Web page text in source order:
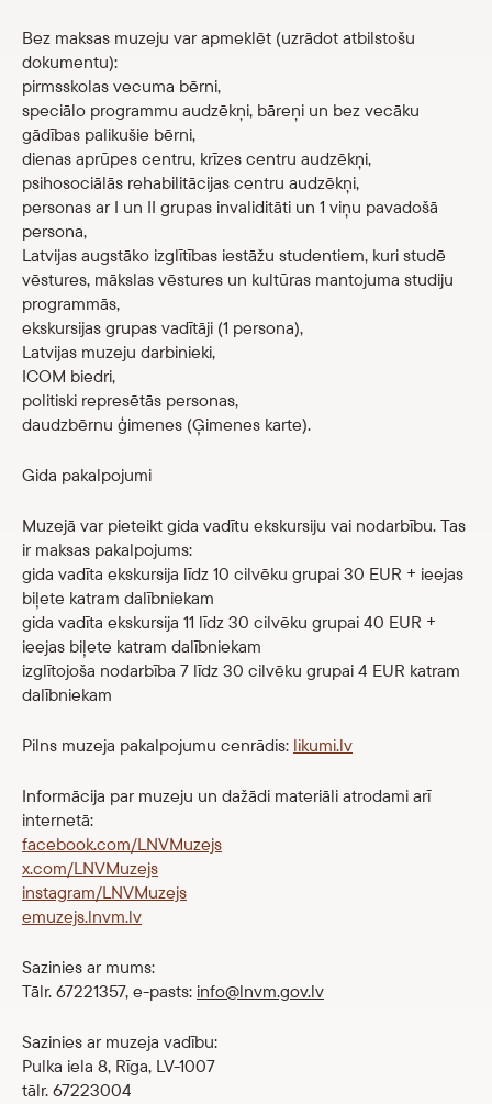
Bez maksas muzeju var apmeklēt (uzrādot atbilstošu
dokumentu):
pirmsskolas vecuma bērni,
speciālo programmu audzēkņi, bāreņi un bez vecāku
gādības palikušie bērni,
dienas aprūpes centru, krīzes centru audzēkņi,
psihosociālās rehabilitācijas centru audzēkņi,
personas ar I un II grupas invaliditāti un 1 viņu pavadošā
persona,
Latvijas augstāko izglītības iestāžu studentiem, kuri studē
vēstures, mākslas vēstures un kultūras mantojuma studiju
programmās,
ekskursijas grupas vadītāji (1 persona),
Latvijas muzeju darbinieki,
ICOM biedri,
politiski represētās personas,
daudzbērnu ģimenes (Ģimenes karte).
Gida pakalpojumi
Muzejā var pieteikt gida vadītu ekskursiju vai nodarbību. Tas
ir maksas pakalpojums:
gida vadīta ekskursija līdz 10 cilvēku grupai 30 EUR + ieejas
biļete katram dalībniekam
gida vadīta ekskursija 11 līdz 30 cilvēku grupai 40 EUR +
ieejas biļete katram dalībniekam
izglītojoša nodarbība 7 līdz 30 cilvēku grupai 4 EUR katram
dalībniekam
Pilns muzeja pakalpojumu cenrādis: likumi.lv
Informācija par muzeju un dažādi materiāli atrodami arī
internetā:
facebook.com/LNVMuzejs
x.com/LNVMuzejs
instagram/LNVMuzejs
emuzejs.lnvm.lv
Sazinies ar mums:
Tālr. 67221357, e-pasts: info@lnvm.gov.lv
Sazinies ar muzeja vadību:
Pulka iela 8, Rīga, LV-1007
tālr. 67223004